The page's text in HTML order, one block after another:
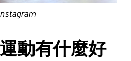
動有什麼好